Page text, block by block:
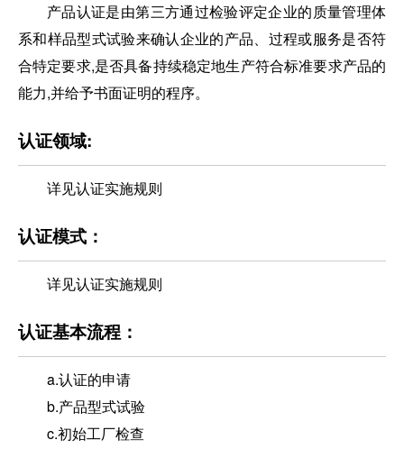
产品认证是由第三方通过检验评定企业的质量管理体
系和样品型式试验来确认企业的产品、过程或服务是否符
合特定要求,是否具备持续稳定地生产符合标准要求产品的
能力,并给予书面证明的程序。
认证领域:
详见认证实施规则
认证模式：
详见认证实施规则
认证基本流程：
a.认证的申请
b.产品型式试验
c.初始工厂检查